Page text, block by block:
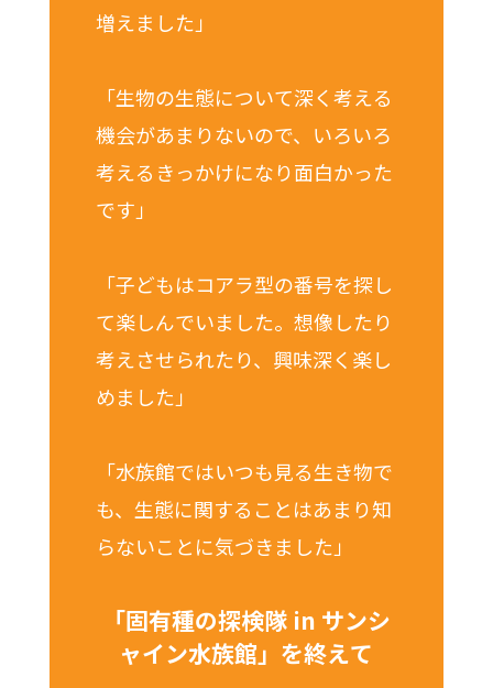
増えました」
「生物の生態について深く考える
機会があまりないので、いろいろ
考えるきっかけになり面白かった
です」
「子どもはコアラ型の番号を探し
て楽しんでいました。想像したり
考えさせられたり、興味深く楽し
めました」
「水族館ではいつも見る生き物で
も、生態に関することはあまり知
らないことに気づきました」
「固有種の探検隊 in サンシ
ャイン水族館」を終えて